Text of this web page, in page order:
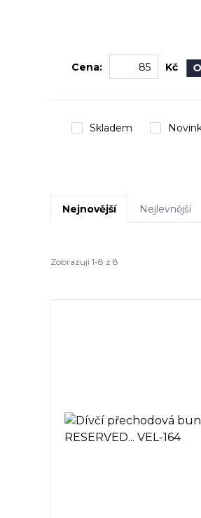
Cena: Kč
Skladem
Nejnovější Nejlevnější
Zobrazuji 1-8 z 8